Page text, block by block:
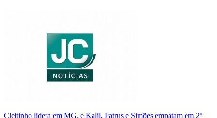
Cleitinho lidera em MG, e Kalil, Patrus e Simões empatam em 2º